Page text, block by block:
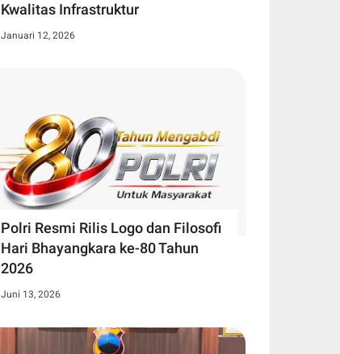
Kwalitas Infrastruktur
Januari 12, 2026
Polri Resmi Rilis Logo dan Filosofi
Hari Bhayangkara ke-80 Tahun
2026
Juni 13, 2026